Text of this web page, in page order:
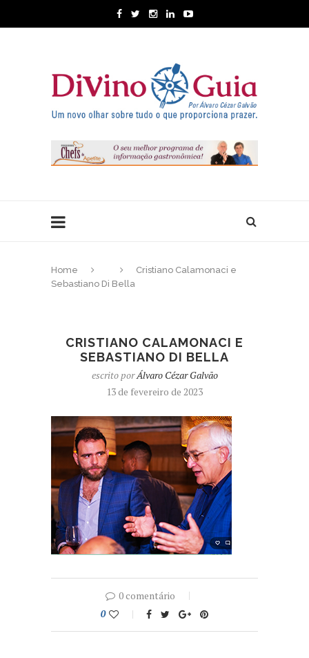
Home
Cristiano Calamonaci e
Sebastiano Di Bella
CRISTIANO CALAMONACI E
SEBASTIANO DI BELLA
escrito porÁlvaro Cézar Galvão
13 de fevereiro de 2023
0 comentário
0